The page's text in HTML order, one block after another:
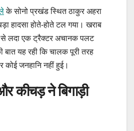
के सोनो प्रखंड स्थित ठाकुर अहरा
हादसा होते-होते टल गया। खराब
लदा एक ट्रैक्टर अचानक पलट
बात यह रही कि चालक पूरी तरह
कोई जनहानि नहीं हुई।
कीचड़ ने बिगाड़ी